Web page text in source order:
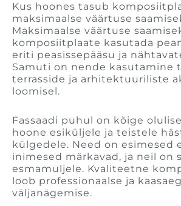
Kus hoones tasub
maksimaalse väärtuse
Maksimaalse väärtuse
komposiitplaate kasutada
eriti peasissepääsu ja
Samuti on nende kasutamine
terrasside ja arhitektuuriliste
loomisel.
Fassaadi puhul on kõige
hoone esiküljele ja teistele
külgedele. Need on esimesed
inimesed märkavad, ja neil on
esmamuljele. Kvaliteetne
loob professionaalse ja
väljanägemise.